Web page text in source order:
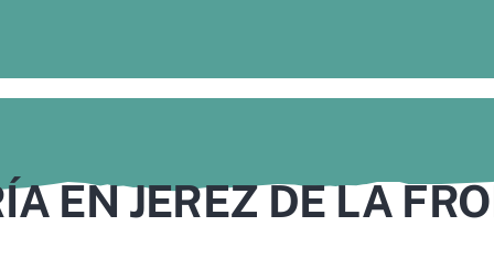
EN JEREZ DE LA